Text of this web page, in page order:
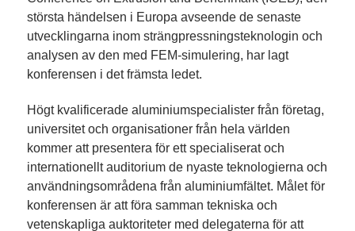
största händelsen i Europa avseende de senaste
utvecklingarna inom strängpressningsteknologin och
analysen av den med FEM-simulering, har lagt
konferensen i det främsta ledet.
Högt kvalificerade aluminiumspecialister från företag,
universitet och organisationer från hela världen
kommer att presentera för ett specialiserat och
internationellt auditor­ium de nyaste teknologierna och
användningsområdena från aluminiumfältet. Målet för
konferensen är att föra samman tekniska och
vetenskapliga auktoriteter med delegaterna för att